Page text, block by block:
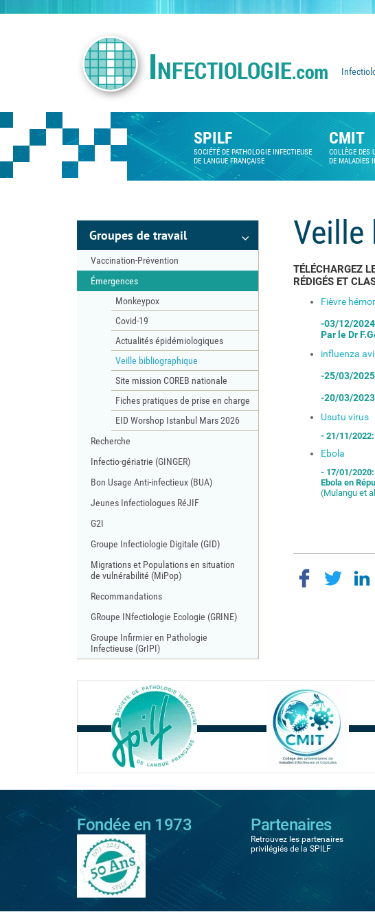
SPILF
SOCIÉTÉ DE PATHOLOGIE INFECTIEUSE
DE LANGUE FRANÇAISE
CMIT
COLLÈGE DES
DE MALADIES
Veille
TÉLÉCHARGEZ
RÉDIGÉS ET
Fièvre
-03/12/
Par le Dr
influenza
-25/03/
-20/03/
Usutu virus
- 21/11/
Ebola
- 17/01/
Ebola en
(Mulangu et
Partager par email
Groupes de travail
Vaccination-Prévention
Émergences
Monkeypox
Covid-19
Actualités épidémiologiques
Veille bibliographique
Site mission COREB nationale
Fiches pratiques de prise en charge
EID Worshop Istanbul Mars 2026
Recherche
Infectio-gériatrie (GINGER)
Bon Usage Anti-infectieux (BUA)
Jeunes Infectiologues RéJIF
G2I
Groupe Infectiologie Digitale (GID)
Migrations et Populations en situation
de vulnérabilité (MiPop)
Recommandations
GRoupe INfectiologie Ecologie (GRINE)
Groupe Infirmier en Pathologie
Infectieuse (GrIPI)
Fondée en 1973 Partenaires
Retrouvez les partenaires
privilégiés de la SPILF